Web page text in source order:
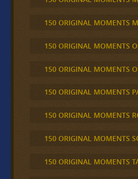
150 ORIGINAL MOMENTS
150 ORIGINAL MOMENTS
150 ORIGINAL MOMENTS
150 ORIGINAL MOMENTS
150 ORIGINAL MOMENTS
150 ORIGINAL MOMENTS
150 ORIGINAL MOMENTS